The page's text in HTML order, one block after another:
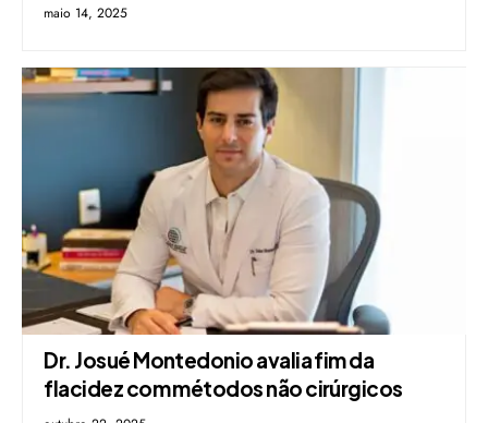
maio 14, 2025
Dr. Josué Montedonio avalia fim da
flacidez com métodos não cirúrgicos